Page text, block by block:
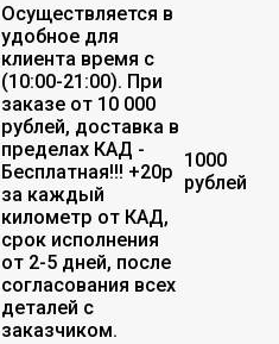
Осуществляется в
удобное для
клиента время с
(10:00-21:00). При
заказе от 10 000
рублей, доставка в
пределах КАД -
Бесплатная!!! +20р
за каждый
километр от КАД,
срок исполнения
от 2-5 дней, после
согласования всех
деталей с
заказчиком.
1000
рублей